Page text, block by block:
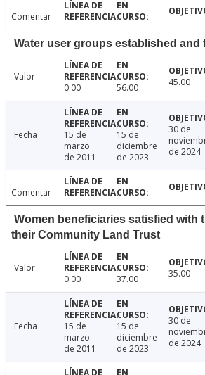
Comentar
Water user groups established and
Valor
0.00
56.00 45.00
Fecha
15 de
marzo
de 2011
15 de
diciembre
de 2023
30 de
de 2024
Comentar
Women beneficiaries satisfied with
their Community Land Trust
Valor
0.00
37.00 35.00
Fecha
15 de
marzo
de 2011
15 de
diciembre
de 2023
30 de
de 2024